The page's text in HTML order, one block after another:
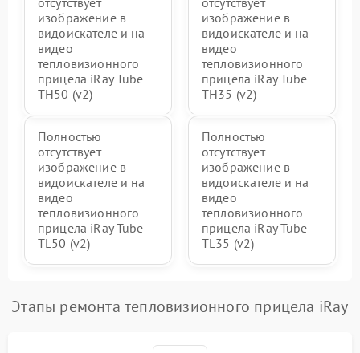
изображение в
видоискателе и на
видео
тепловизионного
прицела iRay Tube
TH50 (v2)
изображение в
видоискателе и на
видео
тепловизионного
прицела iRay Tube
TH35 (v2)
Полностью
отсутствует
изображение в
видоискателе и на
видео
тепловизионного
прицела iRay Tube
TL50 (v2)
Полностью
отсутствует
изображение в
видоискателе и на
видео
тепловизионного
прицела iRay Tube
TL35 (v2)
Этапы ремонта тепловизионного прицела iRay